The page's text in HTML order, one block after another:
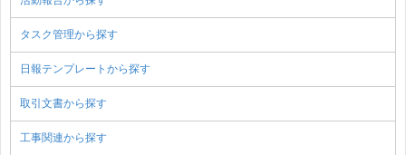
タスク管理から探す
日報テンプレートから探す
取引文書から探す
工事関連から探す